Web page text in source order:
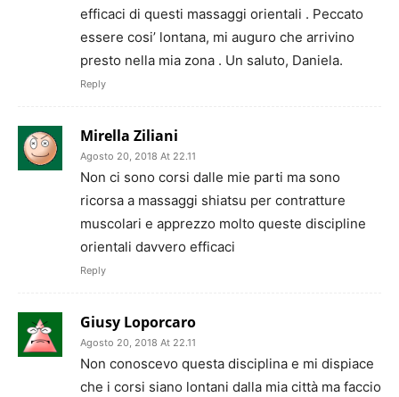
efficaci di questi massaggi orientali . Peccato
essere cosi’ lontana, mi auguro che arrivino
presto nella mia zona . Un saluto, Daniela.
Reply
Mirella Ziliani
Agosto 20, 2018 At 22.11
Non ci sono corsi dalle mie parti ma sono
ricorsa a massaggi shiatsu per contratture
muscolari e apprezzo molto queste discipline
orientali davvero efficaci
Reply
Giusy Loporcaro
Agosto 20, 2018 At 22.11
Non conoscevo questa disciplina e mi dispiace
che i corsi siano lontani dalla mia città ma faccio